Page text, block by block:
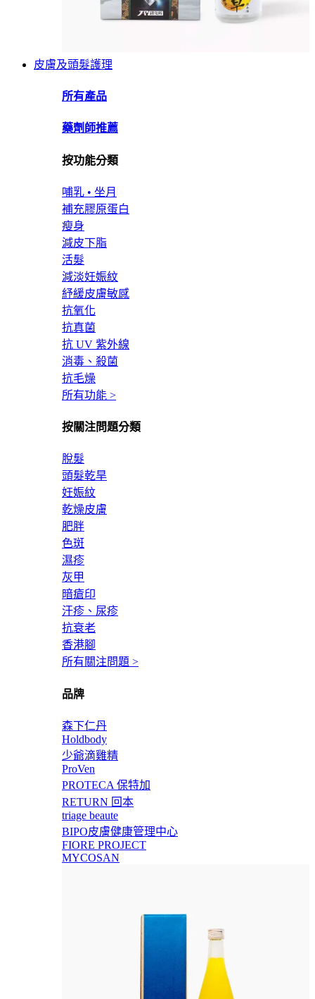
皮膚及頭髮護理
所有產品
藥劑師推薦
按功能分類
哺乳 • 坐月
補充膠原蛋白
瘦身
減皮下脂
活髮
減淡妊娠紋
紓緩皮膚敏感
抗氧化
抗真菌
抗 UV 紫外線
消毒、殺菌
抗毛燥
所有功能 >
按關注問題分類
脫髮
頭髮乾旱
妊娠紋
乾燥皮膚
肥胖
色斑
濕疹
灰甲
暗瘡印
汗疹、尿疹
抗衰老
香港腳
所有關注問題 >
品牌
森下仁丹
Holdbody
少爺滴雞精
ProVen
PROTECA 保特加
RETURN 回本
triage beaute
BIPO皮膚健康管理中心
FIORE PROJECT
MYCOSAN